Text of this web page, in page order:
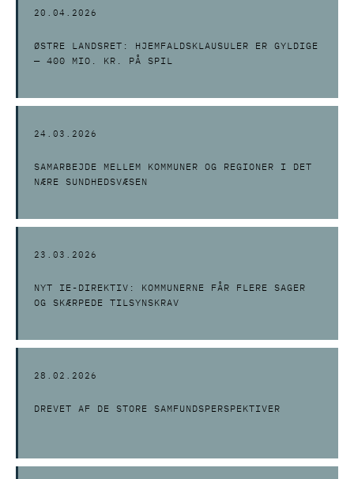
20.04.2026
ØSTRE LANDSRET: HJEMFALDSKLAUSULER ER GYLDIGE
— 400 MIO. KR. PÅ SPIL
24.03.2026
SAMARBEJDE MELLEM KOMMUNER OG REGIONER I DET
NÆRE SUNDHEDSVÆSEN
23.03.2026
NYT IE-DIREKTIV: KOMMUNERNE FÅR FLERE SAGER
OG SKÆRPEDE TILSYNSKRAV
28.02.2026
DREVET AF DE STORE SAMFUNDSPERSPEKTIVER